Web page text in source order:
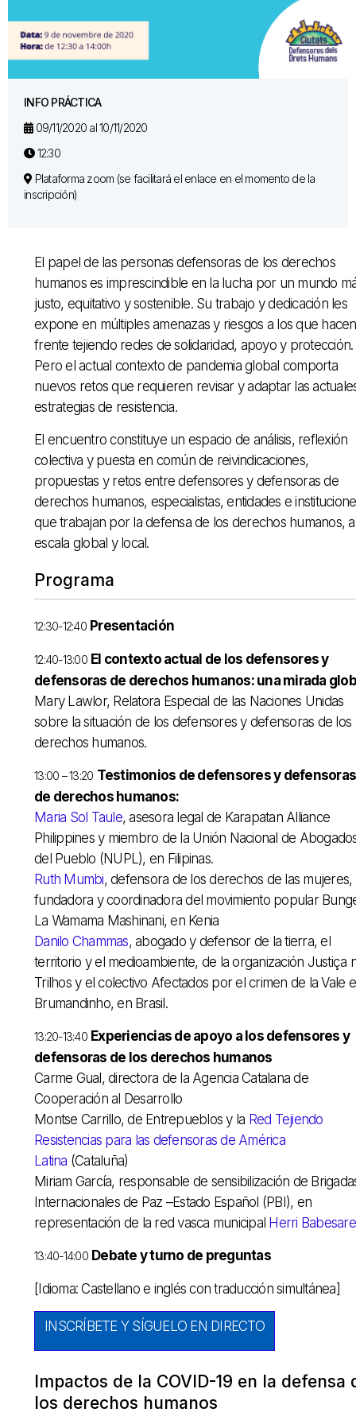
INFO PRÁCTICA
09/11/2020 al 10/11/2020
12:30
Plataforma zoom (se facilitará el enlace en el momento de la
inscripción)
El papel de las personas defensoras de los derechos
humanos es imprescindible en la lucha por un mundo
justo, equitativo y sostenible. Su trabajo y dedicación les
expone en múltiples amenazas y riesgos a los que hacen
frente tejiendo redes de solidaridad, apoyo y protección.
Pero el actual contexto de pandemia global comporta
nuevos retos que requieren revisar y adaptar las
estrategias de resistencia.
El encuentro constituye un espacio de análisis, reflexión
colectiva y puesta en común de reivindicaciones,
propuestas y retos entre defensores y defensoras de
derechos humanos, especialistas, entidades e
que trabajan por la defensa de los derechos humanos, a
escala global y local.
Programa
12:30-12:40 Presentación
12:40-13:00 El contexto actual de los defensores y
defensoras de derechos humanos: una mirada
Mary Lawlor, Relatora Especial de las Naciones Unidas
sobre la situación de los defensores y defensoras de los
derechos humanos.
13:00 – 13:20 Testimonios de defensores y defensoras
de derechos humanos:
Maria Sol Taule, asesora legal de Karapatan Alliance
Philippines y miembro de la Unión Nacional de
del Pueblo (NUPL), en Filipinas.
Ruth Mumbi, defensora de los derechos de las mujeres,
fundadora y coordinadora del movimiento popular
La Wamama Mashinani, en Kenia
Danilo Chammas, abogado y defensor de la tierra, el
territorio y el medioambiente, de la organización Justiça
Trilhos y el colectivo Afectados por el crimen de la Vale
Brumandinho, en Brasil.
13:20-13:40 Experiencias de apoyo a los defensores y
defensoras de los derechos humanos
Carme Gual, directora de la Agencia Catalana de
Cooperación al Desarrollo
Montse Carrillo, de Entrepueblos y la Red Tejiendo
Resistencias para las defensoras de América
Latina (Cataluña)
Miriam García, responsable de sensibilización de
Internacionales de Paz –Estado Español (PBI), en
representación de la red vasca municipal Herri
13:40-14:00 Debate y turno de preguntas
[Idioma: Castellano e inglés con traducción simultánea]
INSCRÍBETE Y SÍGUELO EN DIRECTO
Impactos de la COVID-19 en la defensa
los derechos humanos